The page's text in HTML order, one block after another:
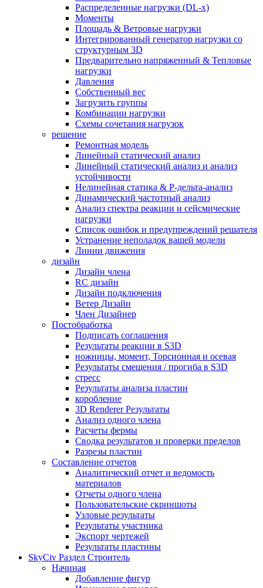
Распределенные нагрузки (DL-х)
Моменты
Площадь & Ветровые нагрузки
Интегрированный генератор нагрузки со
структурным 3D
Предварительно напряженный & Тепловые
нагрузки
Давления
Собственный вес
Загрузить группы
Комбинации нагрузки
Схемы сочетания нагрузок
решение
Ремонтная модель
Линейный статический анализ
Линейный статический анализ и анализ
устойчивости
Нелинейная статика & P-дельта-анализ
Динамический частотный анализ
Анализ спектра реакции и сейсмические
нагрузки
Список ошибок и предупреждений решателя
Устранение неполадок вашей модели
Линии движения
дизайн
Дизайн члена
RC дизайн
Дизайн подключения
Ветер Дизайн
Член Дизайнер
Постобработка
Подписать соглашения
Результаты реакции в S3D
ножницы, момент, Торсионная и осевая
Результаты смещения / прогиба в S3D
стресс
Результаты анализа пластин
коробление
3D Renderer Результаты
Анализ одного члена
Расчеты фермы
Сводка результатов и проверки пределов
Разрезы пластин
Составление отчетов
Аналитический отчет и ведомость
материалов
Отчеты одного члена
Пользовательские скриншоты
Узловые результаты
Результаты участника
Экспорт чертежей
Результаты пластины
SkyCiv Раздел Строитель
Начиная
Добавление фигур